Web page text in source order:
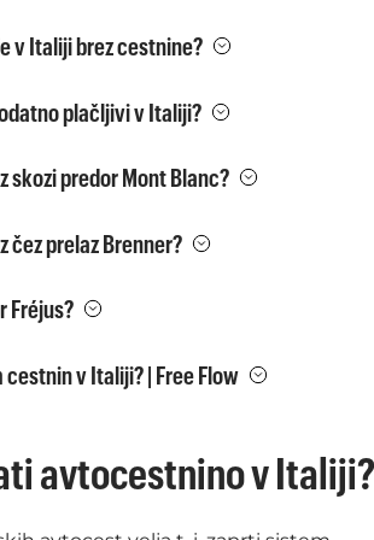
v Italiji brez cestnine?
plačljivi v Italiji?
skozi predor Mont Blanc?
čez prelaz Brenner?
Fréjus?
cestnin v Italiji? | Free Flow
avtocestnino v